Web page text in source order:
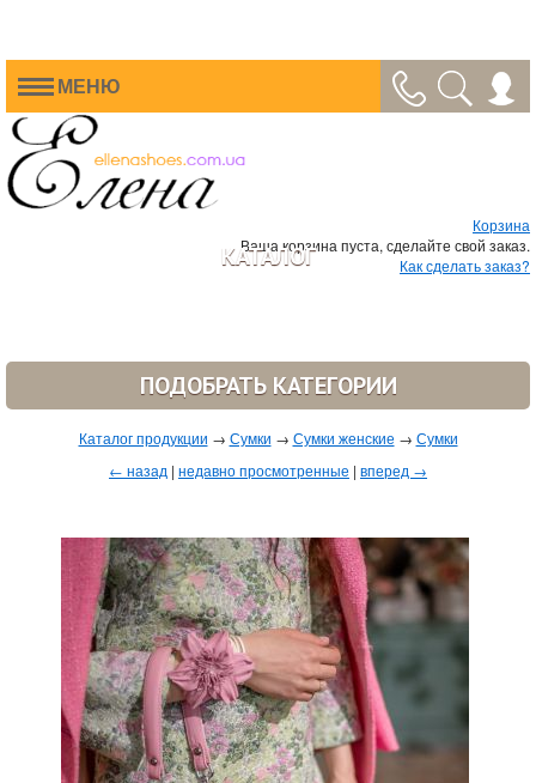
МЕНЮ
Корзина
Ваша корзина пуста, сделайте свой заказ.
Как сделать заказ?
КАТАЛОГ
ПОДОБРАТЬ КАТЕГОРИИ
Каталог продукции → Сумки → Сумки женские → Сумки
← назад | недавно просмотренные | вперед →